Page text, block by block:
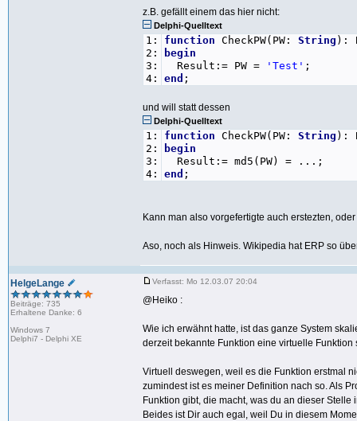
z.B. gefällt einem das hier nicht:
Delphi-Quelltext
1:
2:
3:
4:
function CheckPW(PW: String ):
begin
Result:= PW =
'Test' ;
end ;
und will statt dessen
Delphi-Quelltext
1:
2:
3:
4:
function CheckPW(PW: String ):
begin
Result:= md5(PW) = ...;
end ;
Kann man also vorgefertigte auch erstezten,
Aso, noch als Hinweis. Wikipedia hat ERP so
HelgeLange
Beiträge: 735
Erhaltene Danke: 6
Windows 7
Delphi7 - Delphi XE
Verfasst: Mo 12.03.07 20:04
@Heiko :
Wie ich erwähnt hatte, ist das ganze System
derzeit bekannte Funktion eine virtuelle Funktion
Virtuell deswegen, weil es die Funktion erstmal
zumindest ist es meiner Definition nach so. Als
Funktion gibt, die macht, was du an dieser
Beides ist Dir auch egal, weil Du in diesem